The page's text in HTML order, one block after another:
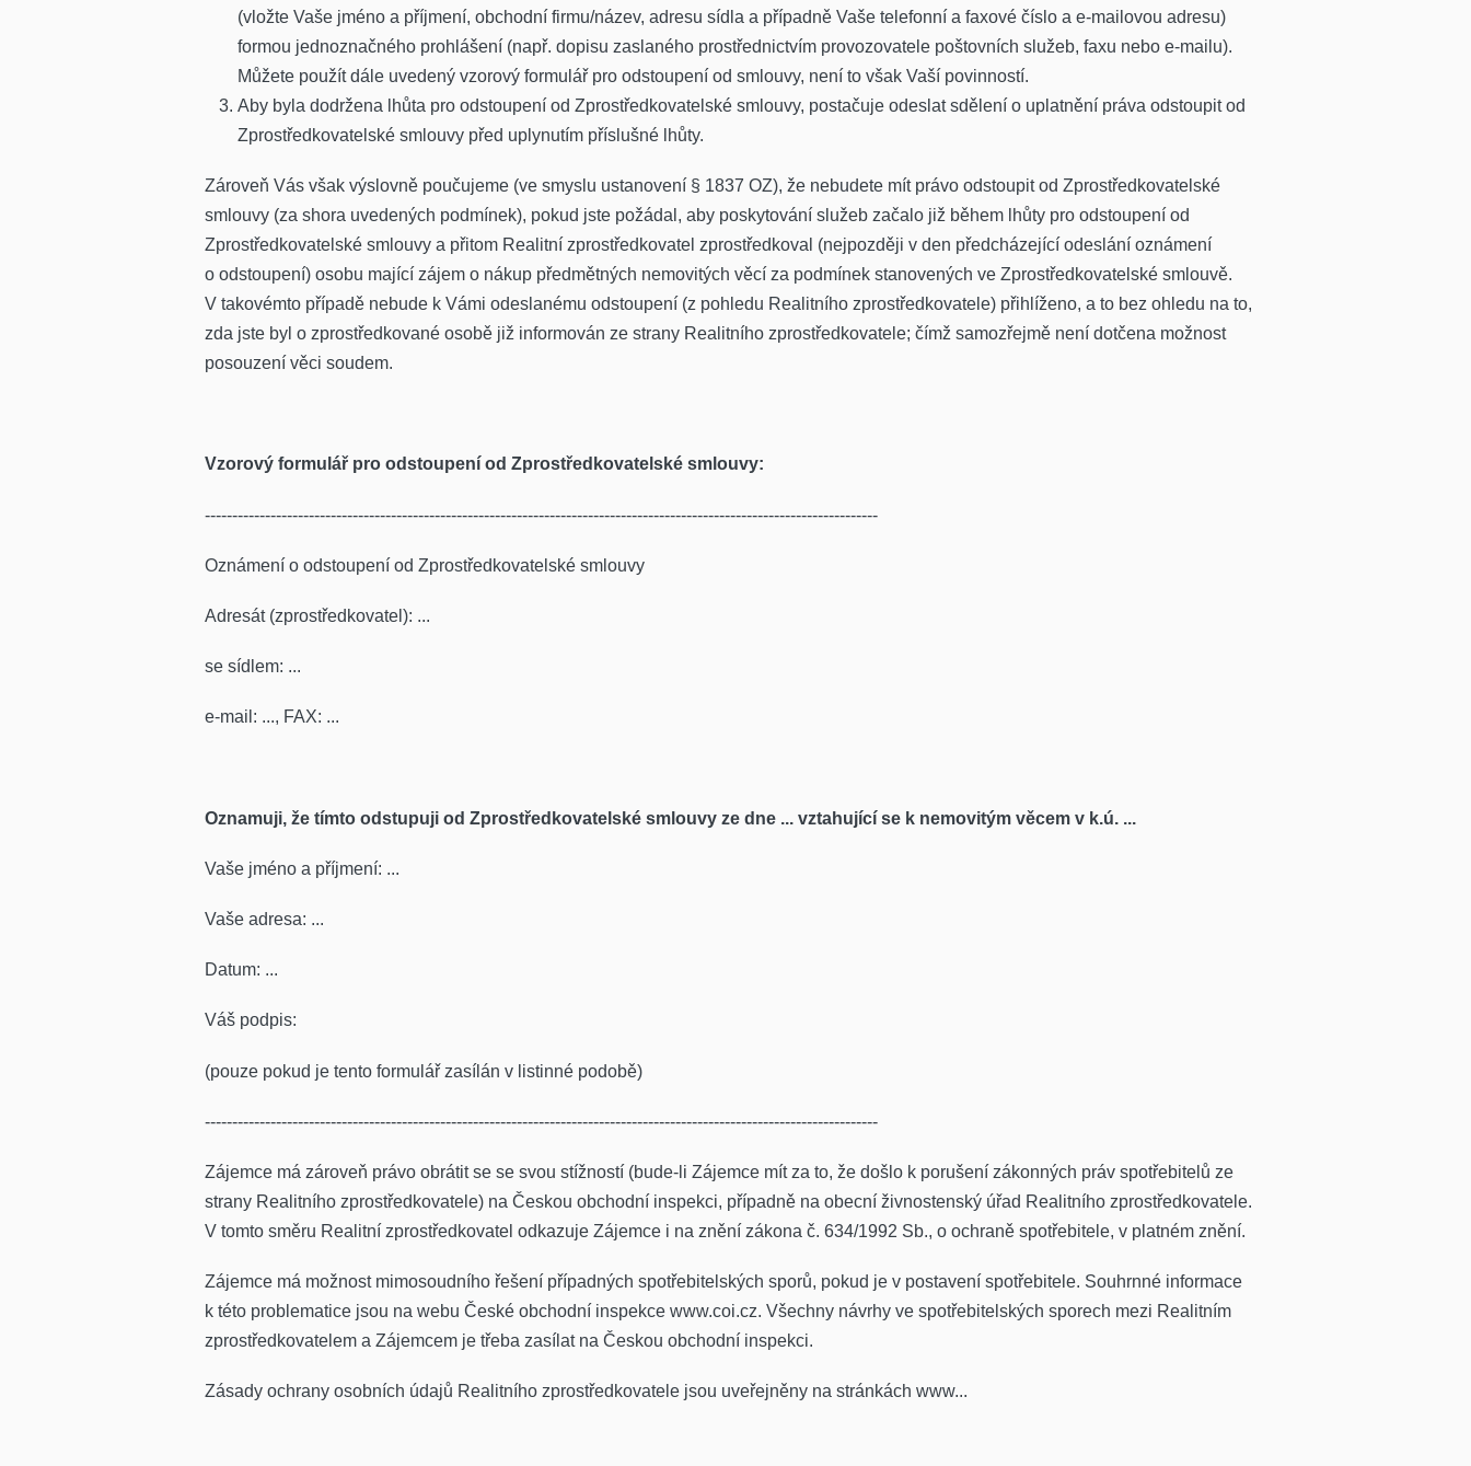
(vložte Vaše jméno a příjmení, obchodní firmu/název, adresu sídla a případně Vaše telefonní a faxové číslo a e-mailovou adresu)
formou jednoznačného prohlášení (např. dopisu zaslaného prostřednictvím provozovatele poštovních služeb, faxu nebo e-mailu).
Můžete použít dále uvedený vzorový formulář pro odstoupení od smlouvy, není to však Vaší povinností.
Aby byla dodržena lhůta pro odstoupení od Zprostředkovatelské smlouvy, postačuje odeslat sdělení o uplatnění práva odstoupit od
Zprostředkovatelské smlouvy před uplynutím příslušné lhůty.
Zároveň Vás však výslovně poučujeme (ve smyslu ustanovení § 1837 OZ), že nebudete mít právo odstoupit od Zprostředkovatelské
smlouvy (za shora uvedených podmínek), pokud jste požádal, aby poskytování služeb začalo již během lhůty pro odstoupení od
Zprostředkovatelské smlouvy a přitom Realitní zprostředkovatel zprostředkoval (nejpozději v den předcházející odeslání oznámení
o odstoupení) osobu mající zájem o nákup předmětných nemovitých věcí za podmínek stanovených ve Zprostředkovatelské smlouvě.
V takovémto případě nebude k Vámi odeslanému odstoupení (z pohledu Realitního zprostředkovatele) přihlíženo, a to bez ohledu na to,
zda jste byl o zprostředkované osobě již informován ze strany Realitního zprostředkovatele; čímž samozřejmě není dotčena možnost
posouzení věci soudem.
Vzorový formulář pro odstoupení od Zprostředkovatelské smlouvy:
---------------------------------------------------------------------------------------------------------------------------
Oznámení o odstoupení od Zprostředkovatelské smlouvy
Adresát (zprostředkovatel): ...
se sídlem: ...
e-mail: ..., FAX: ...
Oznamuji, že tímto odstupuji od Zprostředkovatelské smlouvy ze dne ... vztahující se k nemovitým věcem v k.ú. ...
Vaše jméno a příjmení: ...
Vaše adresa: ...
Datum: ...
Váš podpis:
(pouze pokud je tento formulář zasílán v listinné podobě)
---------------------------------------------------------------------------------------------------------------------------
Zájemce má zároveň právo obrátit se se svou stížností (bude-li Zájemce mít za to, že došlo k porušení zákonných práv spotřebitelů ze
strany Realitního zprostředkovatele) na Českou obchodní inspekci, případně na obecní živnostenský úřad Realitního zprostředkovatele.
V tomto směru Realitní zprostředkovatel odkazuje Zájemce i na znění zákona č. 634/1992 Sb., o ochraně spotřebitele, v platném znění.
Zájemce má možnost mimosoudního řešení případných spotřebitelských sporů, pokud je v postavení spotřebitele. Souhrnné informace
k této problematice jsou na webu České obchodní inspekce www.coi.cz. Všechny návrhy ve spotřebitelských sporech mezi Realitním
zprostředkovatelem a Zájemcem je třeba zasílat na Českou obchodní inspekci.
Zásady ochrany osobních údajů Realitního zprostředkovatele jsou uveřejněny na stránkách www...